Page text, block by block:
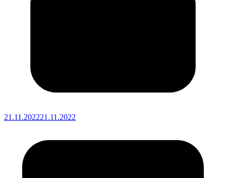
21.11.202221.11.2022